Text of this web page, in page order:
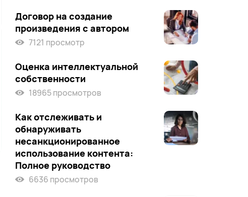
Договор на создание
произведения с автором
7121 просмотр
Оценка интеллектуальной
собственности
18965 просмотров
Как отслеживать и
обнаруживать
несанкционированное
использование контента:
Полное руководство
6636 просмотров